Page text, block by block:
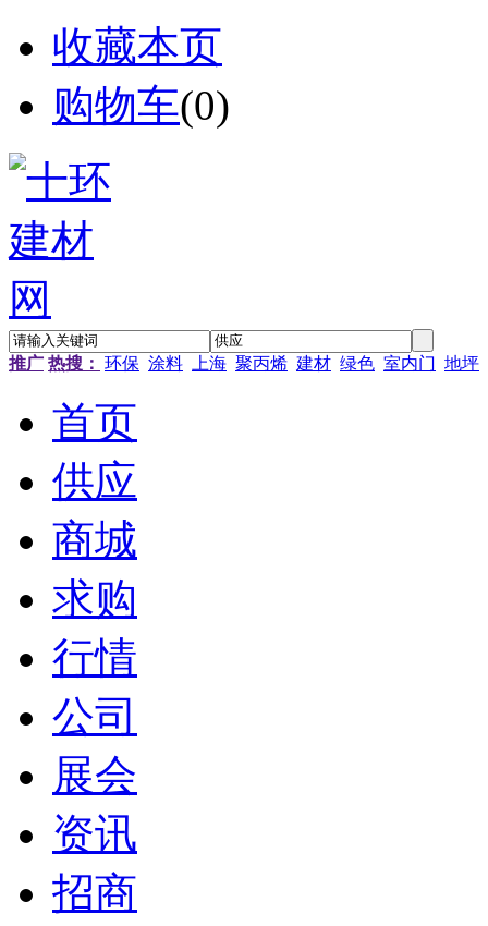
收藏本页
购物车(0)
推广 热搜： 环保 涂料 上海 聚丙烯 建材 绿色 室内门 地坪
首页
供应
商城
求购
行情
公司
展会
资讯
招商